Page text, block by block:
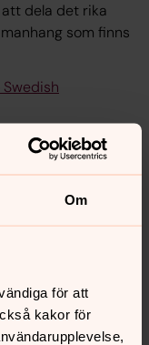
Om
för att
kakor för
dela det rika
som finns